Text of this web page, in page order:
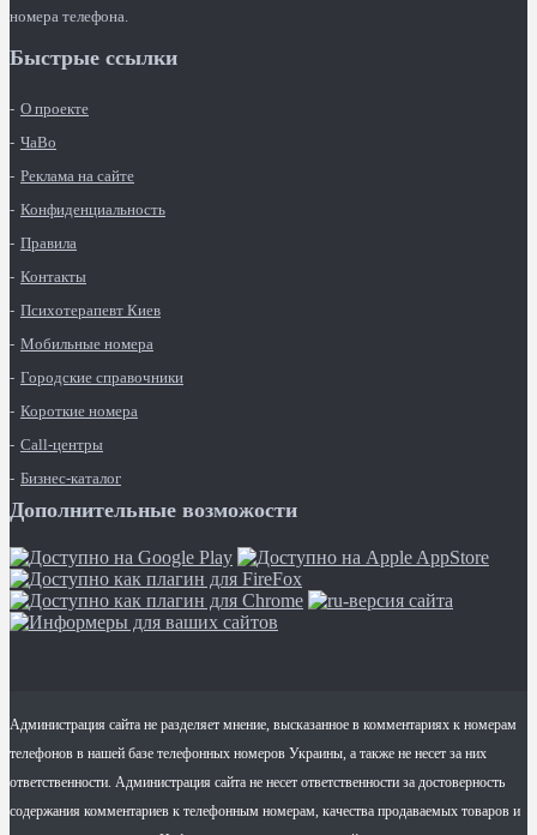
номера телефона.
Быстрые ссылки
О проекте
ЧаВо
Реклама на сайте
Конфиденциальность
Правила
Контакты
Психотерапевт Киев
Мобильные номера
Городские справочники
Короткие номера
Call-центры
Бизнес-каталог
Дополнительные возможости
Администрация сайта не разделяет мнение, высказанное в комментариях к номерам
телефонов в нашей базе телефонных номеров Украины, а также не несет за них
ответственности. Администрация сайта не несет ответственности за достоверность
содержания комментариев к телефонным номерам, качества продаваемых товаров и